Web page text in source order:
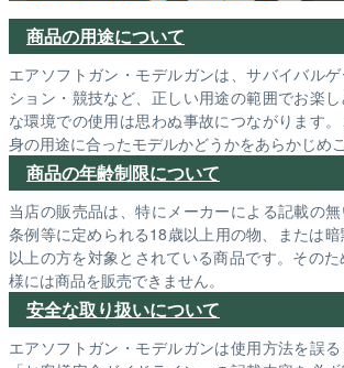
商品の用途について
エアソフトガン・モデルガンは、サバイバル
ション・競技など、正しい用途の範囲でお楽
な環境での使用は思わぬ事故につながります
身の用途に合ったモデルかどうかをあらかじめ
商品の年齢制限について
当店の販売品は、特にメーカーによる記載の
条例等に定められる18歳以上用の物、または
以上の方を対象とされている商品です。その
様には商品を販売できません。
安全な取り扱いについて
エアソフトガン・モデルガンは使用方法を誤る